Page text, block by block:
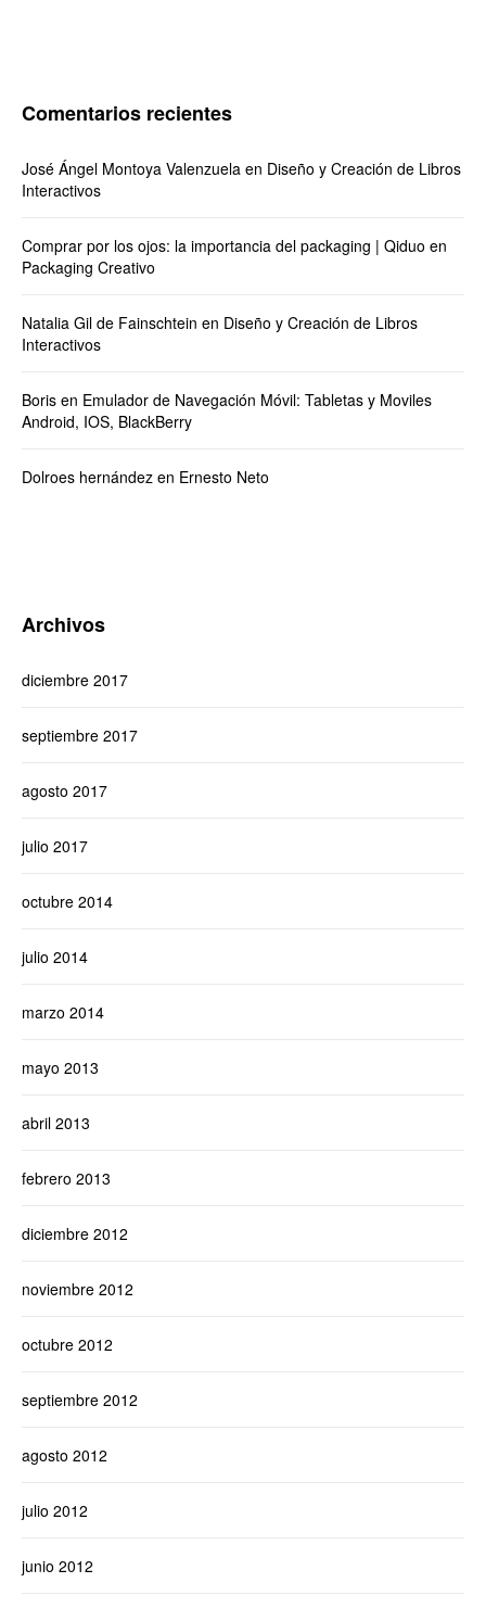
Comentarios recientes
José Ángel Montoya Valenzuela en Diseño y Creación de Libros
Interactivos
Comprar por los ojos: la importancia del packaging | Qiduo en
Packaging Creativo
Natalia Gil de Fainschtein en Diseño y Creación de Libros
Interactivos
Boris en Emulador de Navegación Móvil: Tabletas y Moviles
Android, IOS, BlackBerry
Dolroes hernández en Ernesto Neto
Archivos
diciembre 2017
septiembre 2017
agosto 2017
julio 2017
octubre 2014
julio 2014
marzo 2014
mayo 2013
abril 2013
febrero 2013
diciembre 2012
noviembre 2012
octubre 2012
septiembre 2012
agosto 2012
julio 2012
junio 2012